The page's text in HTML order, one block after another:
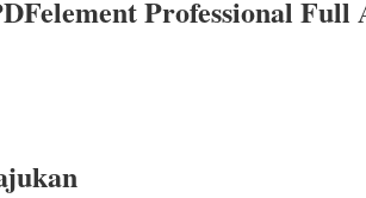
Professional Full